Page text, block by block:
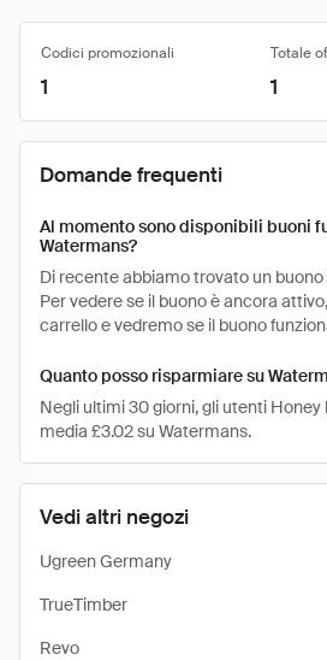
Vedi altri negozi
Ugreen Germany
TrueTimber
Revo
Codici promozionali Totale
1 1
Domande frequenti
Al momento sono disponibili buoni
Watermans?
Di recente abbiamo trovato un
Per vedere se il buono è ancora
carrello e vedremo se il buono
Quanto posso risparmiare su
Negli ultimi 30 giorni, gli utenti
media £3.02 su Watermans.